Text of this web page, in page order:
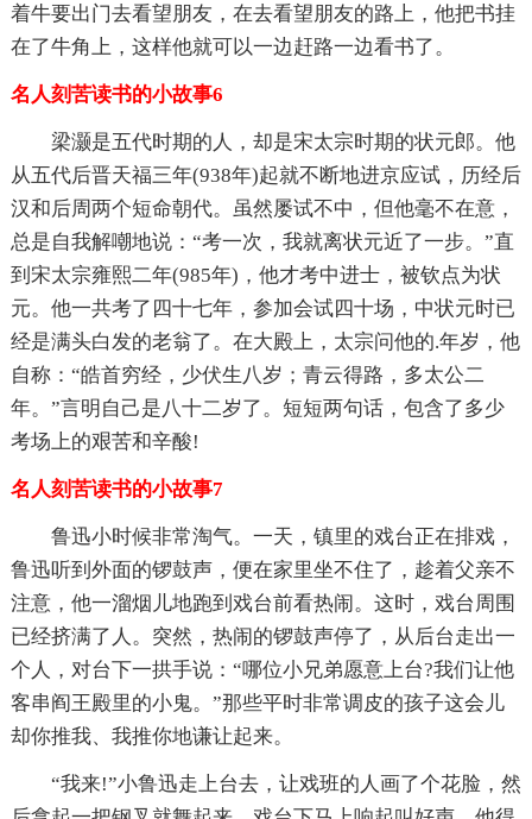
着牛要出门去看望朋友，在去看望朋友的路上，他把书挂
在了牛角上，这样他就可以一边赶路一边看书了。
名人刻苦读书的小故事6
梁灏是五代时期的人，却是宋太宗时期的状元郎。他
从五代后晋天福三年(938年)起就不断地进京应试，历经后
汉和后周两个短命朝代。虽然屡试不中，但他毫不在意，
总是自我解嘲地说：“考一次，我就离状元近了一步。”直
到宋太宗雍熙二年(985年)，他才考中进士，被钦点为状
元。他一共考了四十七年，参加会试四十场，中状元时已
经是满头白发的老翁了。在大殿上，太宗问他的.年岁，他
自称：“皓首穷经，少伏生八岁；青云得路，多太公二
年。”言明自己是八十二岁了。短短两句话，包含了多少
考场上的艰苦和辛酸!
名人刻苦读书的小故事7
鲁迅小时候非常淘气。一天，镇里的戏台正在排戏，
鲁迅听到外面的锣鼓声，便在家里坐不住了，趁着父亲不
注意，他一溜烟儿地跑到戏台前看热闹。这时，戏台周围
已经挤满了人。突然，热闹的锣鼓声停了，从后台走出一
个人，对台下一拱手说：“哪位小兄弟愿意上台?我们让他
客串阎王殿里的小鬼。”那些平时非常调皮的孩子这会儿
却你推我、我推你地谦让起来。
“我来!”小鲁迅走上台去，让戏班的人画了个花脸，然